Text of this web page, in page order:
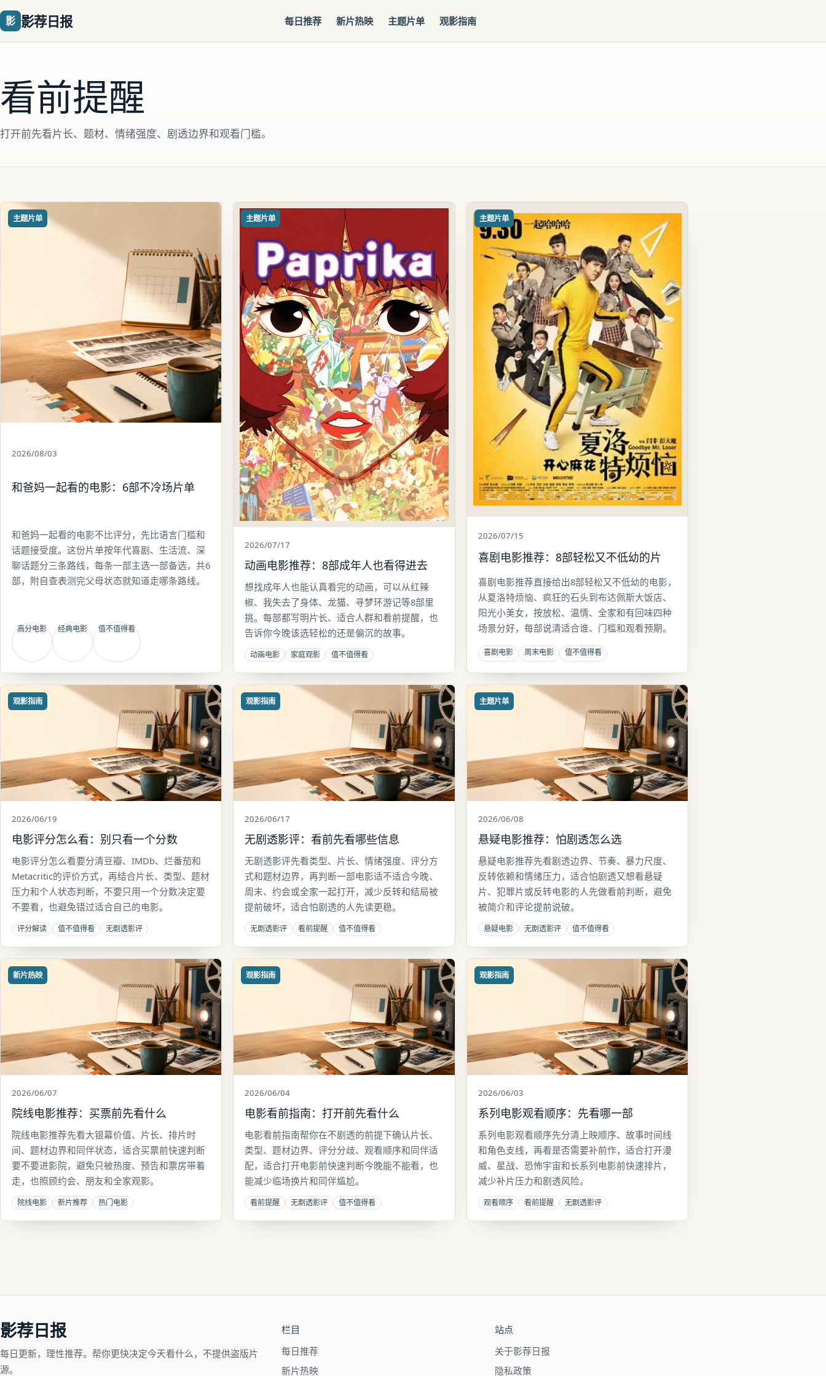
影 影荐日报 每日推荐 新片热映 主题片单 观影指南
看前提醒
打开前先看片长、题材、情绪强度、剧透边界和观看门槛。
主题片单
2026/08/03
和爸妈一起看的电影：6部不冷场片单
和爸妈一起看的电影不比评分，先比语言门槛和
话题接受度。这份片单按年代喜剧、生活流、深
聊话题分三条路线，每条一部主选一部备选，共6
部，附自查表测完父母状态就知道走哪条路线。
高分电影 经典电影 值不值得看
主题片单
2026/07/17
动画电影推荐：8部成年人也看得进去
想找成年人也能认真看完的动画，可以从红辣
椒、我失去了身体、龙猫、寻梦环游记等8部里
挑。每部都写明片长、适合人群和看前提醒，也
告诉你今晚该选轻松的还是偏沉的故事。
动画电影 家庭观影 值不值得看
主题片单
2026/07/15
喜剧电影推荐：8部轻松又不低幼的片
喜剧电影推荐直接给出8部轻松又不低幼的电影，
从夏洛特烦恼、疯狂的石头到布达佩斯大饭店、
阳光小美女，按放松、温情、全家和有回味四种
场景分好，每部说清适合谁、门槛和观看预期。
喜剧电影 周末电影 值不值得看
观影指南
2026/06/19
电影评分怎么看：别只看一个分数
电影评分怎么看要分清豆瓣、IMDb、烂番茄和
Metacritic的评价方式，再结合片长、类型、题材
压力和个人状态判断，不要只用一个分数决定要
不要看，也避免错过适合自己的电影。
评分解读 值不值得看 无剧透影评
观影指南
2026/06/17
无剧透影评：看前先看哪些信息
无剧透影评先看类型、片长、情绪强度、评分方
式和题材边界，再判断一部电影适不适合今晚、
周末、约会或全家一起打开，减少反转和结局被
提前破坏，适合怕剧透的人先读更稳。
无剧透影评 看前提醒 值不值得看
主题片单
2026/06/08
悬疑电影推荐：怕剧透怎么选
悬疑电影推荐先看剧透边界、节奏、暴力尺度、
反转依赖和情绪压力，适合怕剧透又想看悬疑
片、犯罪片或反转电影的人先做看前判断，避免
被简介和评论提前说破。
悬疑电影 无剧透影评 值不值得看
新片热映
2026/06/07
院线电影推荐：买票前先看什么
院线电影推荐先看大银幕价值、片长、排片时
间、题材边界和同伴状态，适合买票前快速判断
要不要进影院，避免只被热度、预告和票房带着
走，也照顾约会、朋友和全家观影。
院线电影 新片推荐 热门电影
观影指南
2026/06/04
电影看前指南：打开前先看什么
电影看前指南帮你在不剧透的前提下确认片长、
类型、题材边界、评分分歧、观看顺序和同伴适
配，适合打开电影前快速判断今晚能不能看，也
能减少临场换片和同伴尴尬。
看前提醒 无剧透影评 值不值得看
观影指南
2026/06/03
系列电影观看顺序：先看哪一部
系列电影观看顺序先分清上映顺序、故事时间线
和角色支线，再看是否需要补前作，适合打开漫
威、星战、恐怖宇宙和长系列电影前快速排片，
减少补片压力和剧透风险。
观看顺序 看前提醒 无剧透影评
影荐日报
每日更新，理性推荐。帮你更快决定今天看什么，不提供盗版片
源。
栏目
每日推荐
新片热映
站点
关于影荐日报
隐私政策